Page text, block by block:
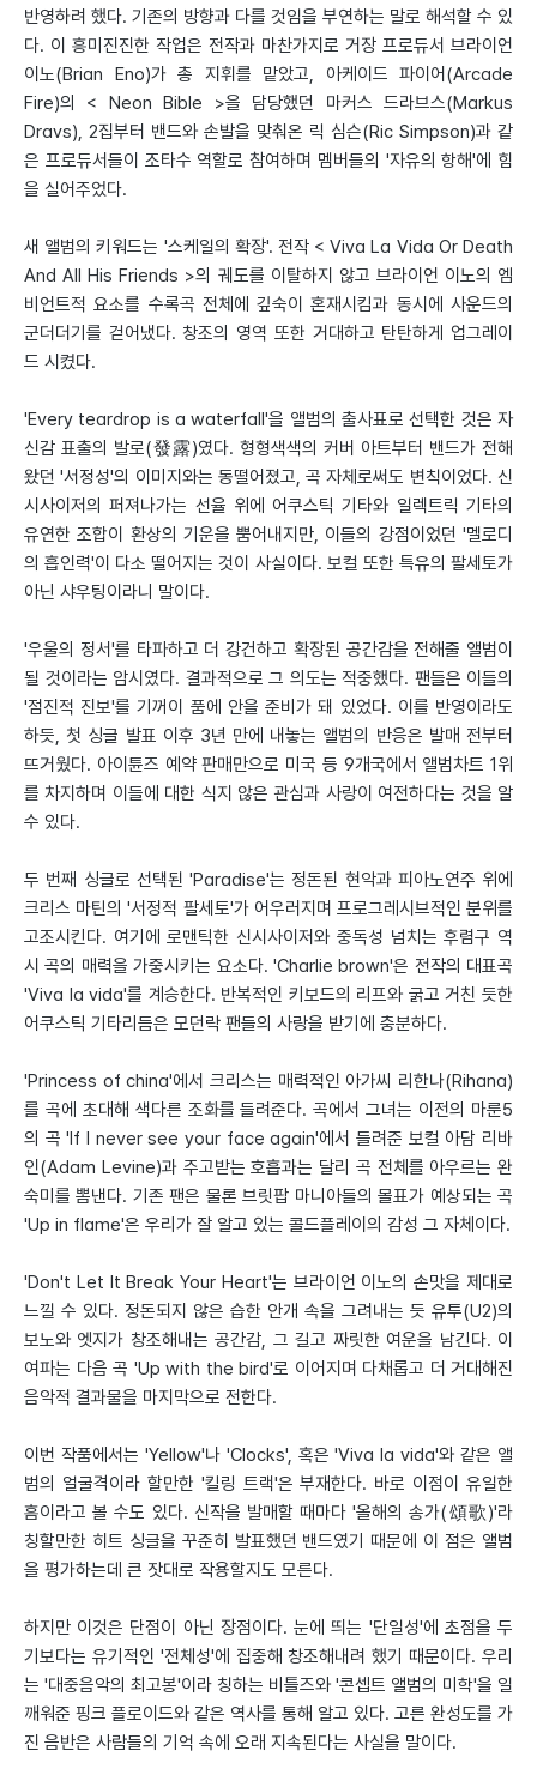
반영하려 했다. 기존의 방향과 다를 것임을 부연하는 말로 해석할 수 있
다. 이 흥미진진한 작업은 전작과 마찬가지로 거장 프로듀서 브라이언
이노(Brian Eno)가 총 지휘를 맡았고, 아케이드 파이어(Arcade
Fire)의 < Neon Bible >을 담당했던 마커스 드라브스(Markus
Dravs), 2집부터 밴드와 손발을 맞춰온 릭 심슨(Ric Simpson)과 같
은 프로듀서들이 조타수 역할로 참여하며 멤버들의 '자유의 항해'에 힘
을 실어주었다.
새 앨범의 키워드는 '스케일의 확장'. 전작 < Viva La Vida Or Death
And All His Friends >의 궤도를 이탈하지 않고 브라이언 이노의 엠
비언트적 요소를 수록곡 전체에 깊숙이 혼재시킴과 동시에 사운드의
군더더기를 걷어냈다. 창조의 영역 또한 거대하고 탄탄하게 업그레이
드 시켰다.
'Every teardrop is a waterfall'을 앨범의 출사표로 선택한 것은 자
신감 표출의 발로(發露)였다. 형형색색의 커버 아트부터 밴드가 전해
왔던 '서정성'의 이미지와는 동떨어졌고, 곡 자체로써도 변칙이었다. 신
시사이저의 퍼져나가는 선율 위에 어쿠스틱 기타와 일렉트릭 기타의
유연한 조합이 환상의 기운을 뿜어내지만, 이들의 강점이었던 '멜로디
의 흡인력'이 다소 떨어지는 것이 사실이다. 보컬 또한 특유의 팔세토가
아닌 샤우팅이라니 말이다.
'우울의 정서'를 타파하고 더 강건하고 확장된 공간감을 전해줄 앨범이
될 것이라는 암시였다. 결과적으로 그 의도는 적중했다. 팬들은 이들의
'점진적 진보'를 기꺼이 품에 안을 준비가 돼 있었다. 이를 반영이라도
하듯, 첫 싱글 발표 이후 3년 만에 내놓는 앨범의 반응은 발매 전부터
뜨거웠다. 아이튠즈 예약 판매만으로 미국 등 9개국에서 앨범차트 1위
를 차지하며 이들에 대한 식지 않은 관심과 사랑이 여전하다는 것을 알
수 있다.
두 번째 싱글로 선택된 'Paradise'는 정돈된 현악과 피아노연주 위에
크리스 마틴의 '서정적 팔세토'가 어우러지며 프로그레시브적인 분위를
고조시킨다. 여기에 로맨틱한 신시사이저와 중독성 넘치는 후렴구 역
시 곡의 매력을 가중시키는 요소다. 'Charlie brown'은 전작의 대표곡
'Viva la vida'를 계승한다. 반복적인 키보드의 리프와 굵고 거친 듯한
어쿠스틱 기타리듬은 모던락 팬들의 사랑을 받기에 충분하다.
'Princess of china'에서 크리스는 매력적인 아가씨 리한나(Rihana)
를 곡에 초대해 색다른 조화를 들려준다. 곡에서 그녀는 이전의 마룬5
의 곡 'If I never see your face again'에서 들려준 보컬 아담 리바
인(Adam Levine)과 주고받는 호흡과는 달리 곡 전체를 아우르는 완
숙미를 뽐낸다. 기존 팬은 물론 브릿팝 마니아들의 몰표가 예상되는 곡
'Up in flame'은 우리가 잘 알고 있는 콜드플레이의 감성 그 자체이다.
'Don't Let It Break Your Heart'는 브라이언 이노의 손맛을 제대로
느낄 수 있다. 정돈되지 않은 습한 안개 속을 그려내는 듯 유투(U2)의
보노와 엣지가 창조해내는 공간감, 그 길고 짜릿한 여운을 남긴다. 이
여파는 다음 곡 'Up with the bird'로 이어지며 다채롭고 더 거대해진
음악적 결과물을 마지막으로 전한다.
이번 작품에서는 'Yellow'나 'Clocks', 혹은 'Viva la vida'와 같은 앨
범의 얼굴격이라 할만한 '킬링 트랙'은 부재한다. 바로 이점이 유일한
흠이라고 볼 수도 있다. 신작을 발매할 때마다 '올해의 송가(頌歌)'라
칭할만한 히트 싱글을 꾸준히 발표했던 밴드였기 때문에 이 점은 앨범
을 평가하는데 큰 잣대로 작용할지도 모른다.
하지만 이것은 단점이 아닌 장점이다. 눈에 띄는 '단일성'에 초점을 두
기보다는 유기적인 '전체성'에 집중해 창조해내려 했기 때문이다. 우리
는 '대중음악의 최고봉'이라 칭하는 비틀즈와 '콘셉트 앨범의 미학'을 일
깨워준 핑크 플로이드와 같은 역사를 통해 알고 있다. 고른 완성도를 가
진 음반은 사람들의 기억 속에 오래 지속된다는 사실을 말이다.